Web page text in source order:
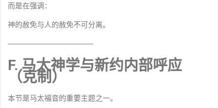
而是在强调：
神的赦免与人的赦免不可分离。
────────────────
F. 马太神学与新约内部呼应
（克制）
本节是马太福音的重要主题之一。